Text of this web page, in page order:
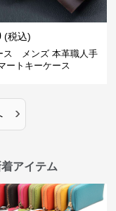
(税込)
ス メンズ 本革職人手
ートキーケース
›
アイテム